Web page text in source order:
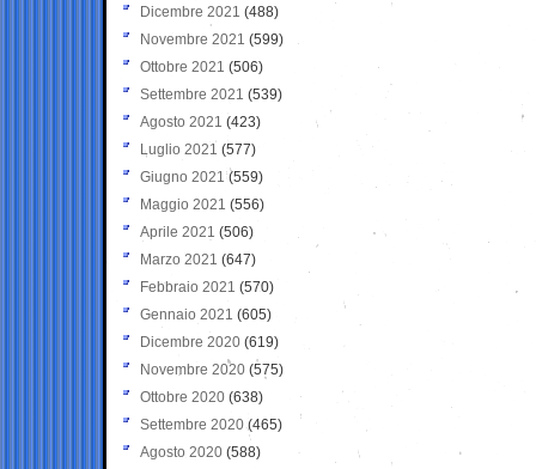
Dicembre 2021 (488)
Novembre 2021 (599)
Ottobre 2021 (506)
Settembre 2021 (539)
Agosto 2021 (423)
Luglio 2021 (577)
Giugno 2021(559)
Maggio 2021 (556)
Aprile 2021 (506)
Marzo 2021 (647)
Febbraio 2021 (570)
Gennaio 2021 (605)
Dicembre 2020 (619)
Novembre 2020 (575)
Ottobre 2020 (638)
Settembre 2020(465)
Agosto 2020 (588)